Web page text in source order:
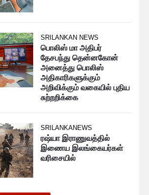
SRILANKAN NEWS
பொலிஸ் மா அதிபர்
தேசபந்து தென்னகோன்
அனைத்து பொலிஸ்
அதிகாரிகளுக்கும்
அறிவிக்கும் வகையில் புதிய
சுற்றறிக்கை
SRILANKANEWS
ரஷ்யா இராணுவத்தில்
இணைய இலங்கையர்கள்
வரிசையில்